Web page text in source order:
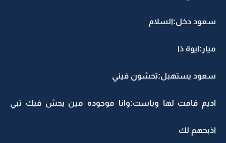
سعود دخل:السلام
ميار:ايوة ذا
سعود يستهبل:تحشون فيني
اديم قامت لها وباست:وانا موجوده مين يحش فيك تبي
اذبحهم لك